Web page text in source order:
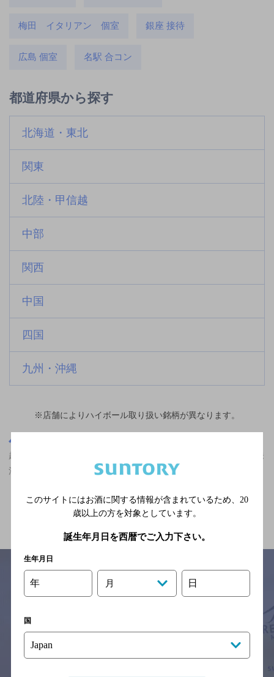
梅田 イタリアン 個室 銀座 接待
広島 個室 名駅 合コン
都道府県から探す
北海道・東北
関東
北陸・甲信越
中部
関西
中国
四国
九州・沖縄
※店舗によりハイボール取り扱い銘柄が異なります。
越後田沢駅(新潟県)周辺500m,バー,貸切OK,2,000円以上～3,000円未
満の神泡超達人店
関連ページ
※それぞれのお店のメニューや営業時間などの掲載情報については、
予告なしに変更されることがありますので、
念のためお店にご確認の上ご来店くださいますようお願い申し上げま
このサイトにはお酒に関する情報が含まれているため、 20
歳以上の方を対象としています。
誕生年月日を西暦でご入力下さい。
生年月日
年 月 日
国